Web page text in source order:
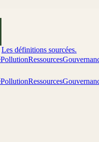
Les définitions sourcées.
PollutionRessources
PollutionRessources